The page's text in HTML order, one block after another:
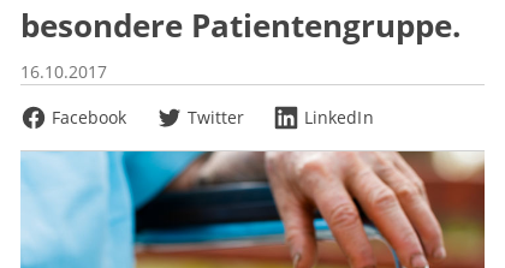
besondere Patientengruppe.
16.10.2017
Facebook
Twitter LinkedIn